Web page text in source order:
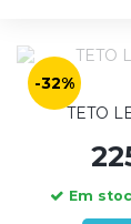
-32%
TETO
Em